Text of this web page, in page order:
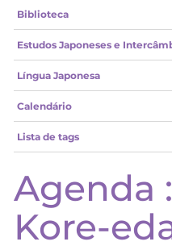
Biblioteca
Estudos Japoneses e
Língua Japonesa
Calendário
Lista de tags
Agenda
Kore-